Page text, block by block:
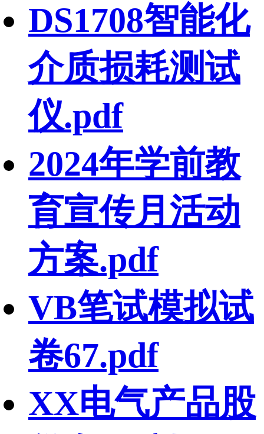
DS1708智能化
介质损耗测试
仪.pdf
2024年学前教
育宣传月活动
方案.pdf
VB笔试模拟试
卷67.pdf
XX电气产品股